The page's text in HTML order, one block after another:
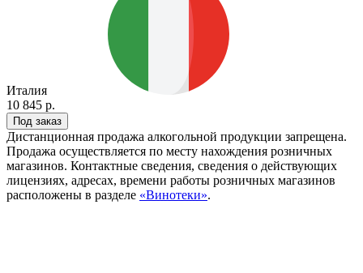
Италия
10 845 р.
Под заказ
Дистанционная продажа алкогольной продукции запрещена.
Продажа осуществляется по месту нахождения розничных
магазинов. Контактные сведения, сведения о действующих
лицензиях, адресах, времени работы розничных магазинов
расположены в разделе «Винотеки».